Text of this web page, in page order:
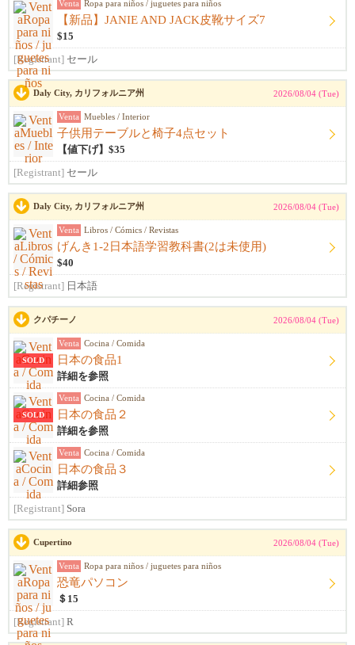
Venta Ropa para niños / juguetes para niños
【新品】JANIE AND JACK皮靴サイズ7
$15
[Registrant] セール
Daly City, カリフォルニア州 2026/08/04 (Tue)
Venta Muebles / Interior
子供用テーブルと椅子4点セット
【値下げ】$35
[Registrant] セール
Daly City, カリフォルニア州 2026/08/04 (Tue)
Venta Libros / Cómics / Revistas
げんき1-2日本語学習教科書(2は未使用)
$40
[Registrant] 日本語
クパチーノ 2026/08/04 (Tue)
SOLD
Venta Cocina / Comida
日本の食品1
詳細を参照
SOLD
Venta Cocina / Comida
日本の食品２
詳細を参照
Venta Cocina / Comida
日本の食品３
詳細参照
[Registrant] Sora
Cupertino 2026/08/04 (Tue)
Venta Ropa para niños / juguetes para niños
恐竜パソコン
＄15
[Registrant] R